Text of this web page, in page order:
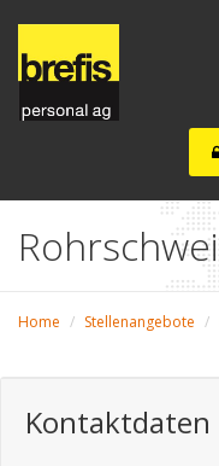
Home Stellenangebote
Kontaktdaten